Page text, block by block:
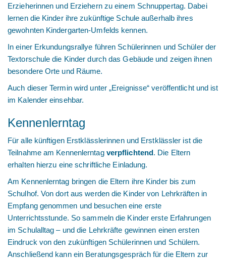
Erzieherinnen und Erziehern zu einem Schnuppertag. Dabei
lernen die Kinder ihre zukünftige Schule außerhalb ihres
gewohnten Kindergarten-Umfelds kennen.
In einer Erkundungsrallye führen Schülerinnen und Schüler der
Textorschule die Kinder durch das Gebäude und zeigen ihnen
besondere Orte und Räume.
Auch dieser Termin wird unter „Ereignisse“ veröffentlicht und ist
im Kalender einsehbar.
Kennenlerntag
Für alle künftigen Erstklässlerinnen und Erstklässler ist die
Teilnahme am Kennenlerntag verpflichtend. Die Eltern
erhalten hierzu eine schriftliche Einladung.
Am Kennenlerntag bringen die Eltern ihre Kinder bis zum
Schulhof. Von dort aus werden die Kinder von Lehrkräften in
Empfang genommen und besuchen eine erste
Unterrichtsstunde. So sammeln die Kinder erste Erfahrungen
im Schulalltag – und die Lehrkräfte gewinnen einen ersten
Eindruck von den zukünftigen Schülerinnen und Schülern.
Anschließend kann ein Beratungsgespräch für die Eltern zur